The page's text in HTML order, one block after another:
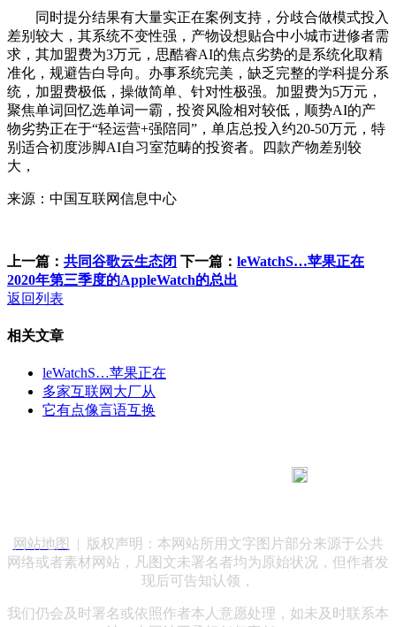
同时提分结果有大量实正在案例支持，分歧合做模式投入
差别较大，其系统不变性强，产物设想贴合中小城市进修者需
求，其加盟费为3万元，思酷睿AI的焦点劣势的是系统化取精
准化，规避告白导向。办事系统完美，缺乏完整的学科提分系
统，加盟费极低，操做简单、针对性极强。加盟费为5万元，
聚焦单词回忆选单词一霸，投资风险相对较低，顺势AI的产
物劣势正在于“轻运营+强陪同”，单店总投入约20-50万元，特
别适合初度涉脚AI自习室范畴的投资者。四款产物差别较
大，
来源：中国互联网信息中心
上一篇： 共同谷歌云生态闭 下一篇： leWatchS…苹果正在
2020年第三季度的AppleWatch的总出
返回列表
相关文章
leWatchS…苹果正在
多家互联网大厂从
它有点像言语互换
网站地图
| 版权声明：本网站所用文字图片部分来源于公共
网络或者素材网站，凡图文未署名者均为原始状况，但作者发
现后可告知认领，
我们仍会及时署名或依照作者本人意愿处理，如未及时联系本